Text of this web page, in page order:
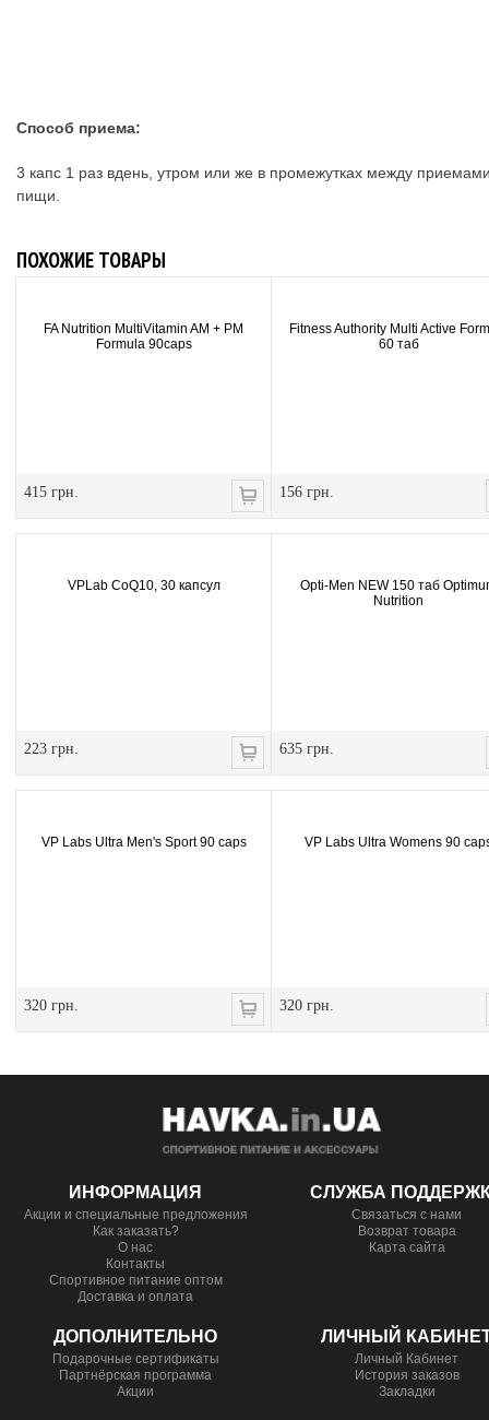
Способ приема:
3 капс 1 раз вдень, утром или же в промежутках между
пищи.
ПОХОЖИЕ ТОВАРЫ
FA Nutrition MultiVitamin AM + PM
Formula 90caps
415 грн.
Fitness Authority Multi Active
60 таб
156 грн.
VPLab CoQ10, 30 капсул
223 грн.
Opti-Men NEW 150 таб
Nutrition
635 грн.
VP Labs Ultra Men's Sport 90 caps
320 грн.
VP Labs Ultra Womens 90
320 грн.
ИНФОРМАЦИЯ
Акции и специальные предложения
Как заказать?
О нас
Контакты
Спортивное питание оптом
Доставка и оплата
СЛУЖБА
Связаться с нами
Возврат товара
Карта сайта
ДОПОЛНИТЕЛЬНО
Подарочные сертификаты
Партнёрская программа
Акции
ЛИЧНЫЙ
Личный Кабинет
История заказов
Закладки